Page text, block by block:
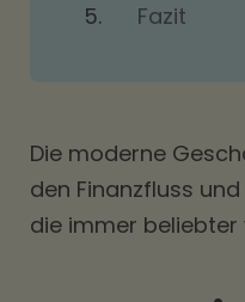
Fazit
Die moderne
den Finanzfluss
die immer beliebter